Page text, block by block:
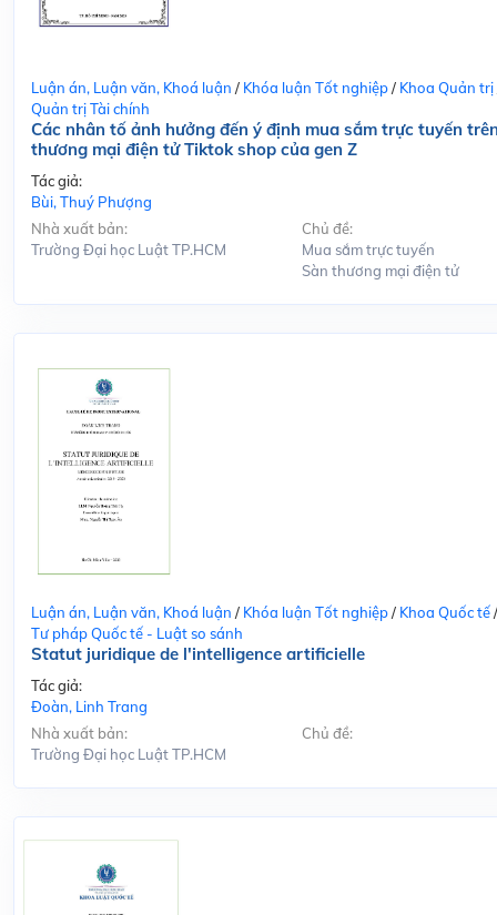
Luận án, Luận văn, Khoá luận / Khóa luận Tốt nghiệp/ Khoa Quản trị
Quản trị Tài chính
Các nhân tố ảnh hưởng đến ý định mua sắm trực tuyến
thương mại điện tử Tiktok shop của gen Z
Tác giả:
Bùi, Thuý Phượng
Nhà xuất bản:
Trường Đại học Luật TP.HCM
Chủ đề:
Mua sắm trực tuyến
Sàn thương mại điện tử
Luận án, Luận văn, Khoá luận / Khóa luận Tốt nghiệp/ Khoa Quốc tế/
Tư pháp Quốc tế - Luật so sánh
Statut juridique de l'intelligence artificielle
Tác giả:
Đoàn, Linh Trang
Nhà xuất bản:
Trường Đại học Luật TP.HCM
Chủ đề: